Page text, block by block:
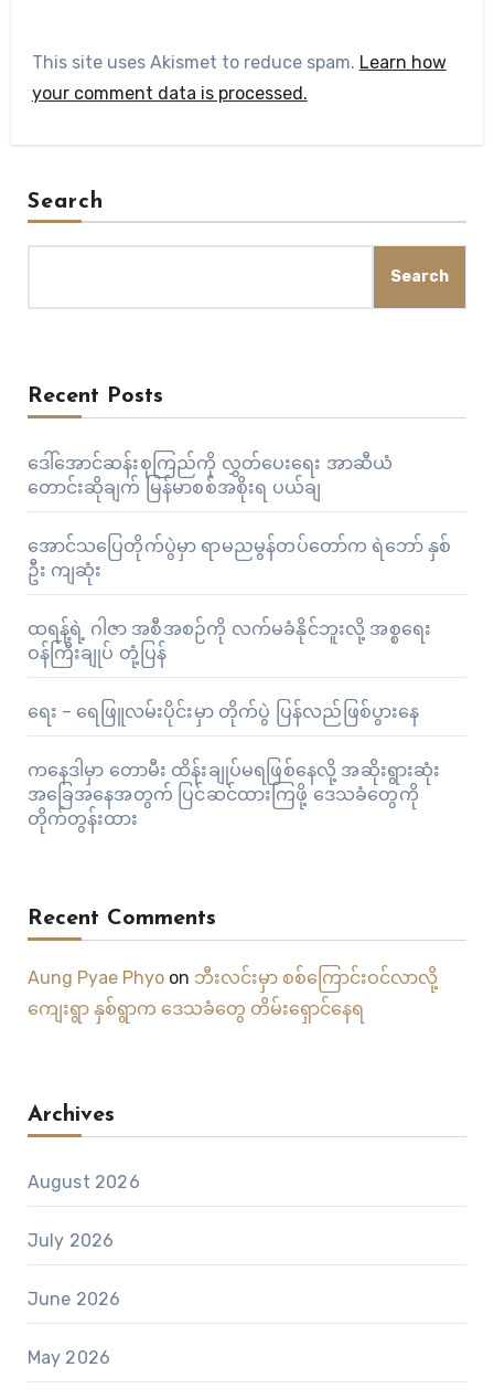
This site uses Akismet to reduce spam. Learn how
your comment data is processed.
Search
Search
Recent Posts
ဒေါ်အောင်ဆန်းစုကြည်ကို လွှတ်ပေးရေး အာဆီယံ
တောင်းဆိုချက် မြန်မာစစ်အစိုးရ ပယ်ချ
အောင်သပြေတိုက်ပွဲမှာ ရာမညမွန်တပ်တော်က ရဲဘော် နှစ်
ဦး ကျဆုံး
ထရန့်ရဲ့ ဂါဇာ အစီအစဉ်ကို လက်မခံနိုင်ဘူးလို့ အစ္စရေး
ဝန်ကြီးချုပ် တုံ့ပြန်
ရေး – ရေဖြူလမ်းပိုင်းမှာ တိုက်ပွဲ ပြန်လည်ဖြစ်ပွားနေ
ကနေဒါမှာ တောမီး ထိန်းချုပ်မရဖြစ်နေလို့ အဆိုးရွားဆုံး
အခြေအနေအတွက် ပြင်ဆင်ထားကြဖို့ ဒေသခံတွေကို
တိုက်တွန်းထား
Recent Comments
Aung Pyae Phyoon ဘီးလင်းမှာ စစ်ကြောင်းဝင်လာလို့
ကျေးရွာ နှစ်ရွာက ဒေသခံတွေ တိမ်းရှောင်နေရ
Archives
August 2026
July 2026
June 2026
May 2026